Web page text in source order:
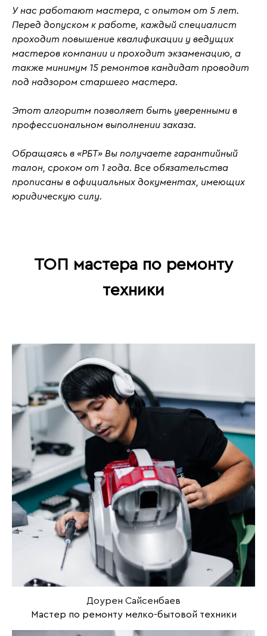
У нас работают мастера, с опытом от 5 лет.
Перед допуском к работе, каждый специалист
проходит повышение квалификации у ведущих
мастеров компании и проходит экзаменацию, а
также минимум 15 ремонтов кандидат проводит
под надзором старшего мастера.
Этот алгоритм позволяет быть уверенными в
профессиональном выполнении заказа.
Обращаясь в «РБТ» Вы получаете гарантийный
талон, сроком от 1 года. Все обязательства
прописаны в официальных документах, имеющих
юридическую силу.
ТОП мастера по ремонту
техники
Доурен Сайсенбаев
Мастер по ремонту мелко-бытовой техники